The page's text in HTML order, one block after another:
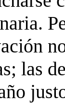
las